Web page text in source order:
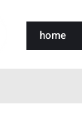
home